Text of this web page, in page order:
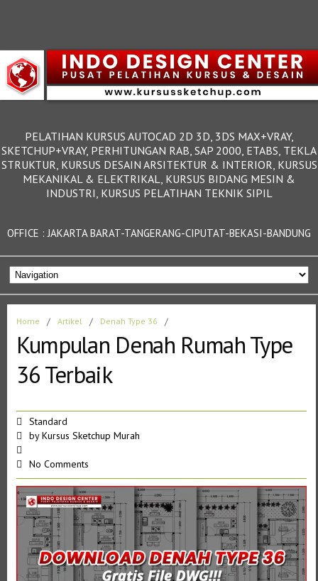
PELATIHAN KURSUS AUTOCAD 2D 3D, 3DS MAX+VRAY,
SKETCHUP+VRAY, PERHITUNGAN RAB, SAP 2000, ETABS, TEKLA
STRUKTUR, KURSUS DESAIN ARSITEKTUR & INTERIOR, KURSUS
MEKANIKAL & ELEKTRIKAL, KURSUS BIDANG MESIN &
INDUSTRI, KURSUS PELATIHAN TEKNIK SIPIL
OFFICE : JAKARTA BARAT-TANGERANG-CIPUTAT-BEKASI-BANDUNG
Home / Artikel / Denah Type 36 /
Kumpulan Denah Rumah Type
36 Terbaik
Standard
byKursus Sketchup Murah
No Comments